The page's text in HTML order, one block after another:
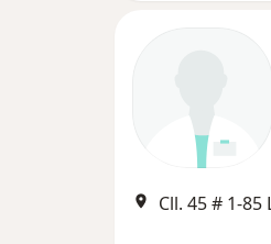
Cll. 45 # 1-